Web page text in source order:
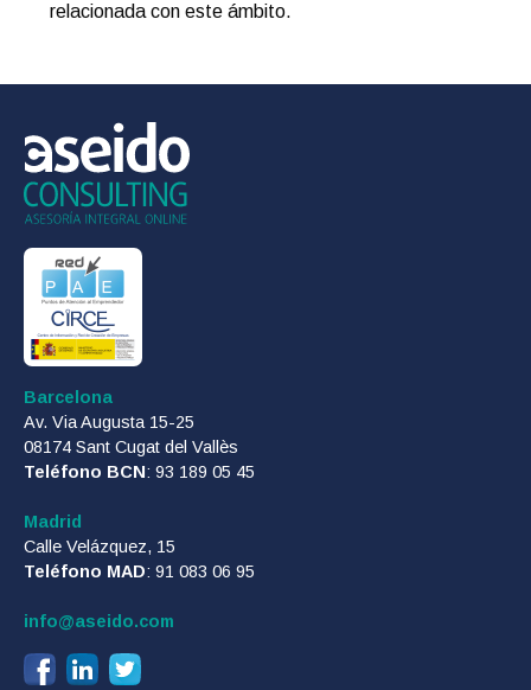
relacionada con este ámbito.
Barcelona
Av. Via Augusta 15-25
08174 Sant Cugat del Vallès
Teléfono BCN: 93 189 05 45
Madrid
Calle Velázquez, 15
Teléfono MAD: 91 083 06 95
info@aseido.com